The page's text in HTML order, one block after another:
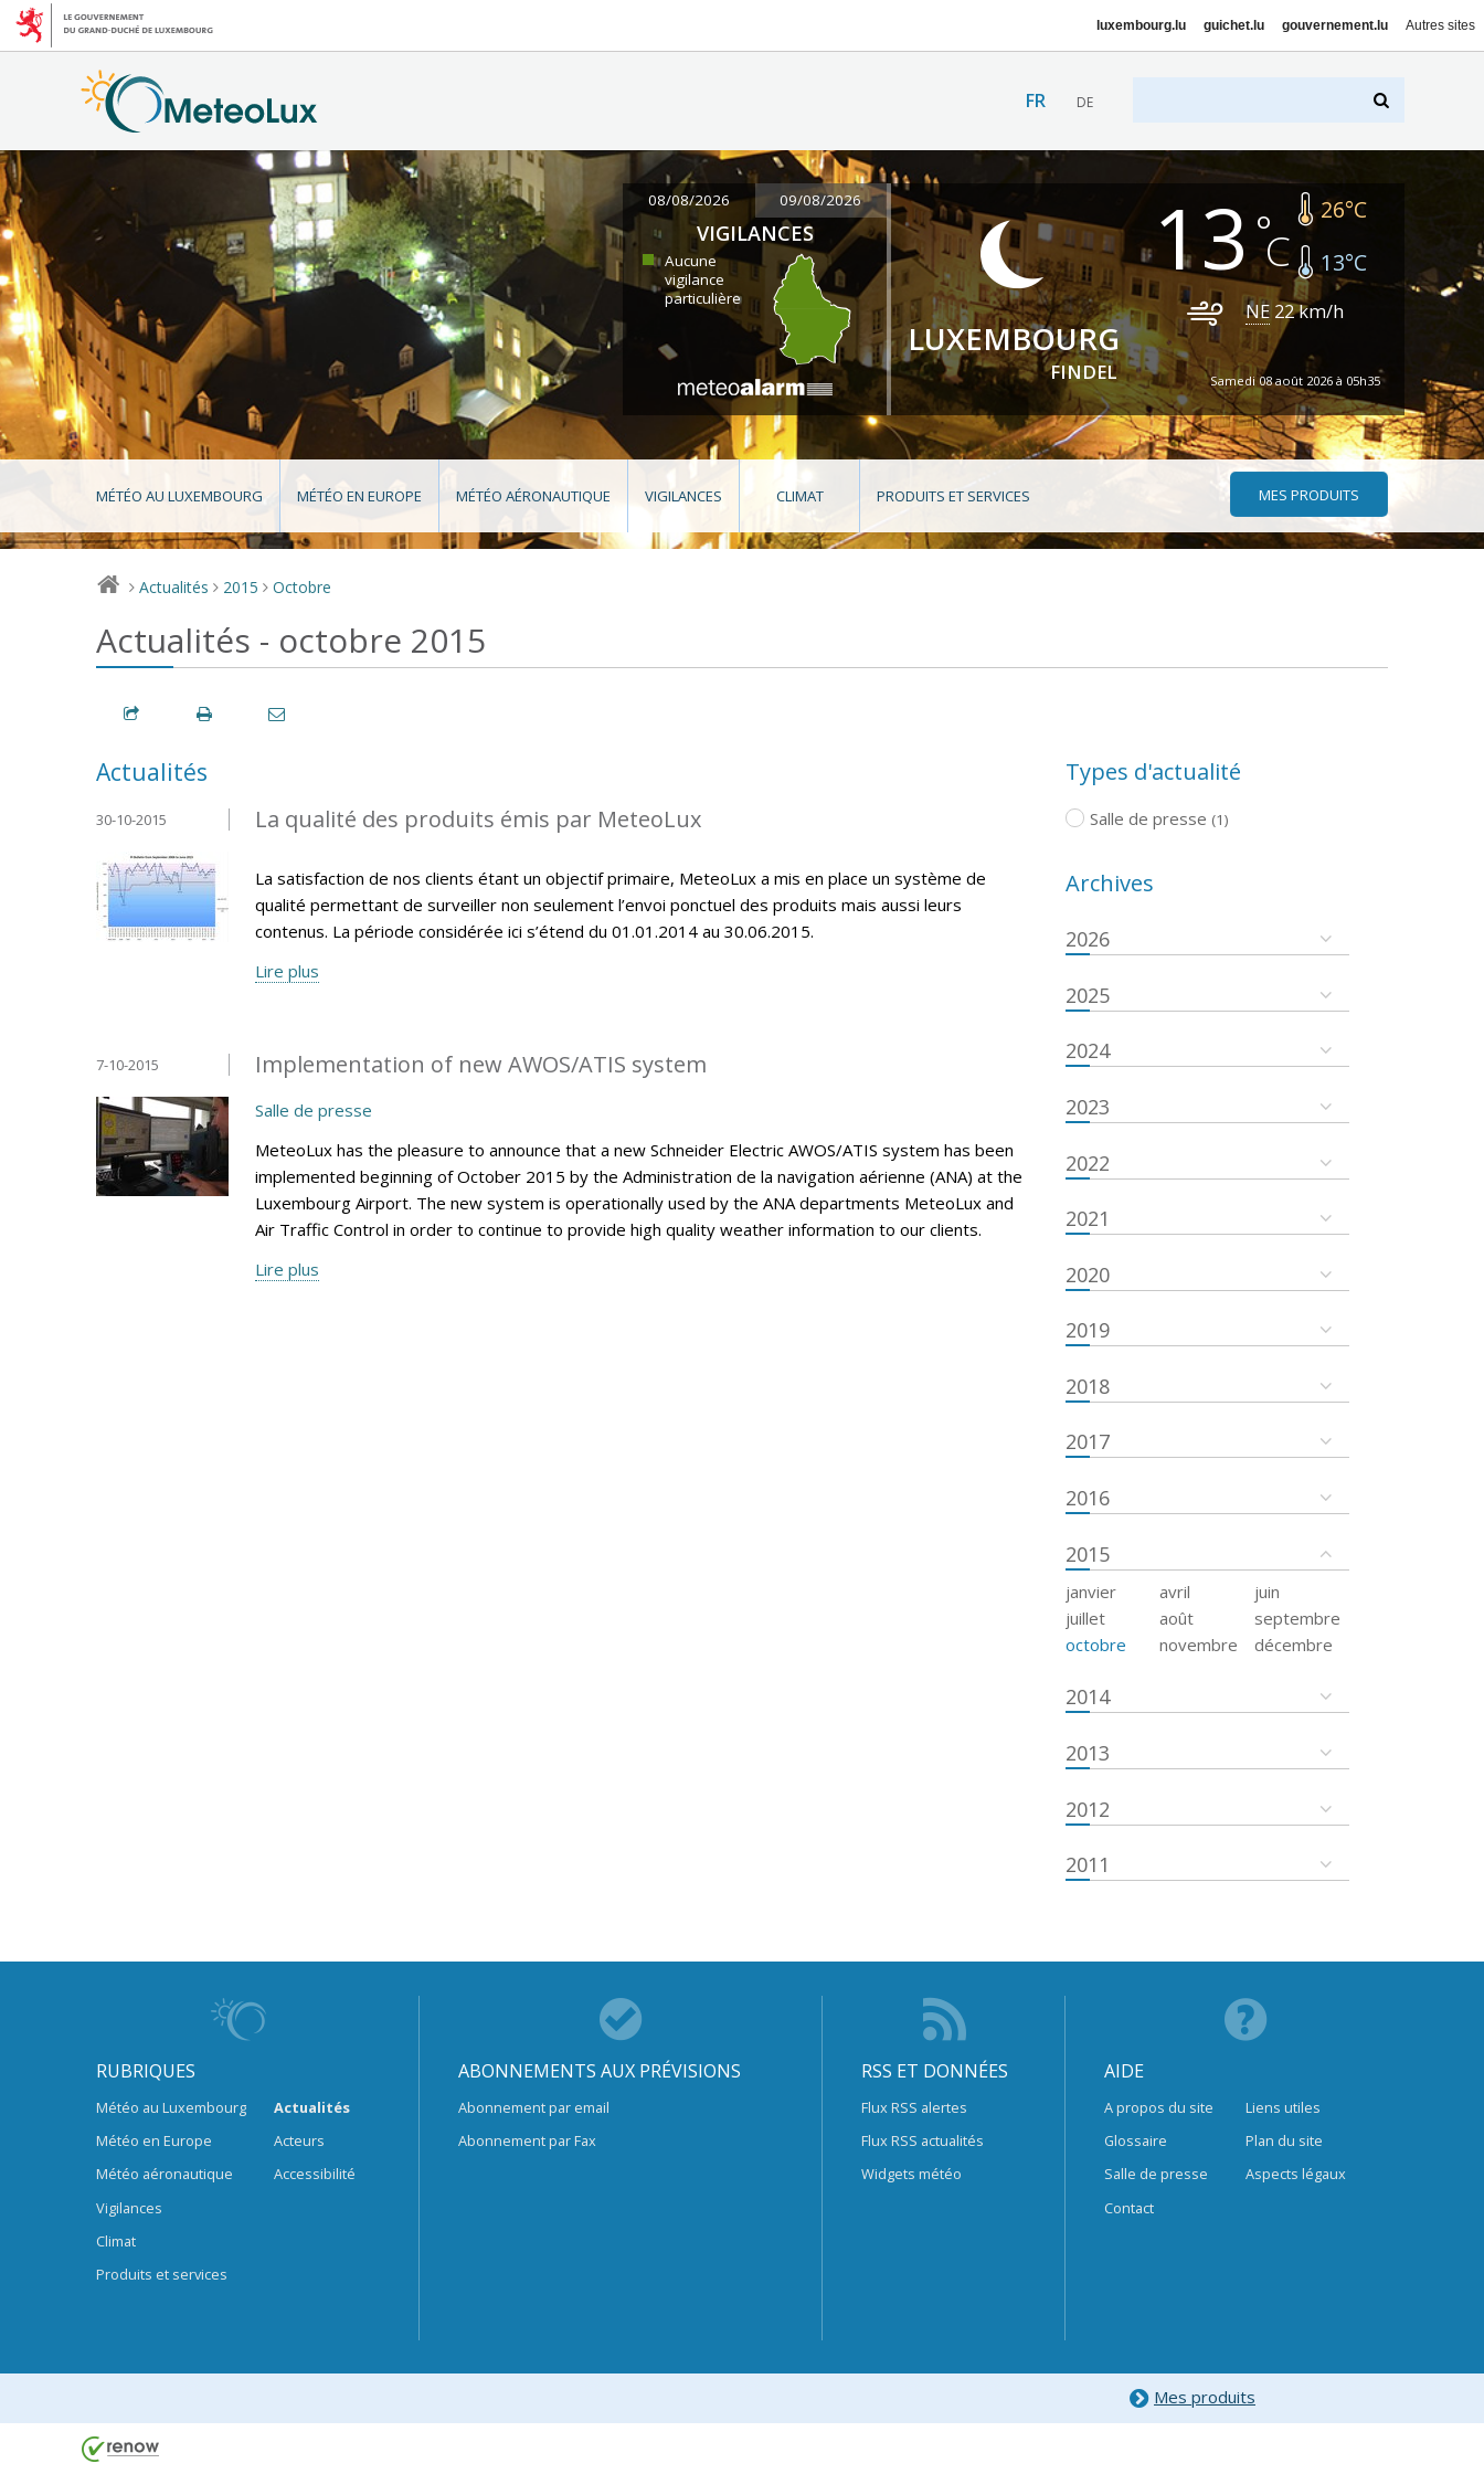
luxembourg.lu guichet.lu gouvernement.lu Autres sites
FR DE
08/08/2026 09/08/2026
VIGILANCES
Aucune
vigilance
particulière
LUXEMBOURG
FINDEL
13 26°C
13°C
NE 22km/h
Samedi 08 août 2026 à 05h35
MÉTÉO AU LUXEMBOURG MÉTÉO EN EUROPE MÉTÉO AÉRONAUTIQUE VIGILANCES CLIMAT PRODUITS ET SERVICES MES PRODUITS
> Actualités > 2015 > Octobre
Actualités - octobre 2015
Actualités
La qualité des produits émis par MeteoLux
30-10-2015
La satisfaction de nos clients étant un objectif primaire, MeteoLux a mis en place un système de
qualité permettant de surveiller non seulement l’envoi ponctuel des produits mais aussi leurs
contenus. La période considérée ici s’étend du 01.01.2014 au 30.06.2015.
Lire plus
Implementation of new AWOS/ATIS system
7-10-2015
Salle de presse
MeteoLux has the pleasure to announce that a new Schneider Electric AWOS/ATIS system has been
implemented beginning of October 2015 by the Administration de la navigation aérienne (ANA) at the
Luxembourg Airport. The new system is operationally used by the ANA departments MeteoLux and
Air Traffic Control in order to continue to provide high quality weather information to our clients.
Lire plus
Types d'actualité
Salle de presse (1)
Archives
2026
2025
2024
2023
2022
2021
2020
2019
2018
2017
2016
2015
janvier avril
juin
juillet
août
septembre
octobre
novembre décembre
2014
2013
2012
2011
RUBRIQUES
Météo au Luxembourg
Météo en Europe
Météo aéronautique
Vigilances
Climat
Produits et services
Actualités
Acteurs
Accessibilité
ABONNEMENTS AUX PRÉVISIONS
Abonnement par email
Abonnement par Fax
RSS ET DONNÉES
Flux RSS alertes
Flux RSS actualités
Widgets météo
AIDE
A propos du site
Glossaire
Salle de presse
Contact
Liens utiles
Plan du site
Aspects légaux
Mes produits